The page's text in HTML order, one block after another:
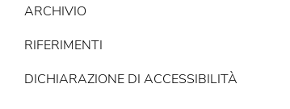
ARCHIVIO
RIFERIMENTI
DICHIARAZIONE DI ACCESSIBILITÀ